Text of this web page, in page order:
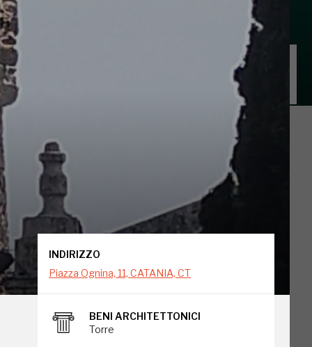
INDIRIZZO
Piazza Ognina, 11, CATANIA, CT
BENI ARCHITETTONICI
Torre